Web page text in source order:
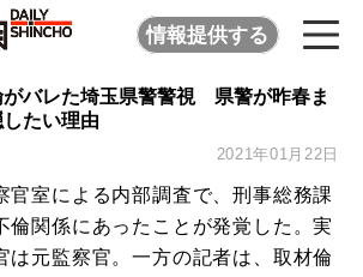
情報提供する
がバレた埼玉県警警視 県警が昨春ま
たい理由
2021年01月22日
室による内部調査で、刑事総務課
倫関係にあったことが発覚した。実
は元監察官。一方の記者は、取材倫